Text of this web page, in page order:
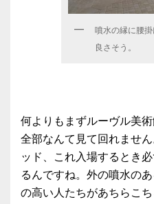
噴水の縁に腰
良さそう。
何よりもまずルーヴル美
全部なんて見て回れませ
ッド、これ入場するとき
るんですね。外の噴水の
の高い人たちがあちらこ